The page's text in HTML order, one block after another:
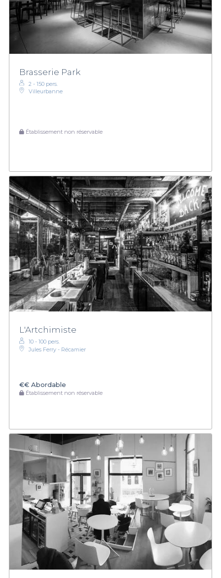
Brasserie Park
2 - 150 pers.
Villeurbanne
Établissement non réservable
L'Artchimiste
10 - 100 pers.
Jules Ferry - Récamier
€€ Abordable
Établissement non réservable